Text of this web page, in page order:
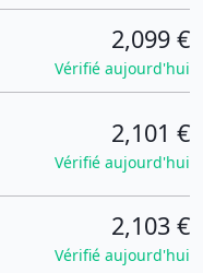
2,099 €
Vérifié aujourd'hui
2,101 €
Vérifié aujourd'hui
2,103 €
Vérifié aujourd'hui